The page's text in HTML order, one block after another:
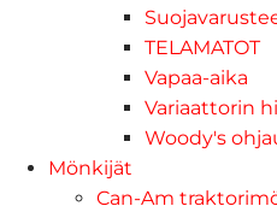
TELAMATOT
Vapaa-aika
Variaattorin
Woody's
Mönkijät
Can-Am